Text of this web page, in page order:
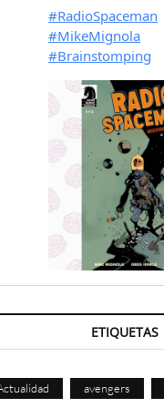
ETIQUETAS
avengers